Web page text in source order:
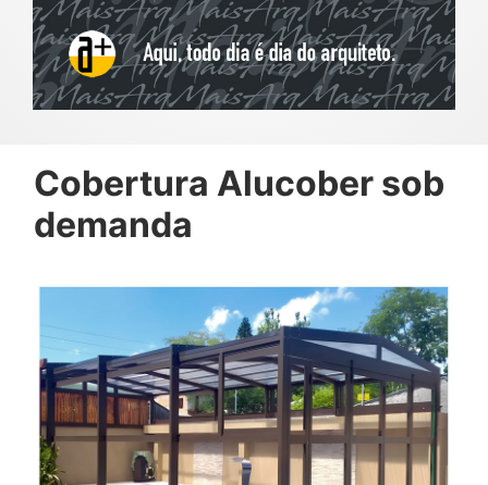
Cobertura Alucober sob
demanda